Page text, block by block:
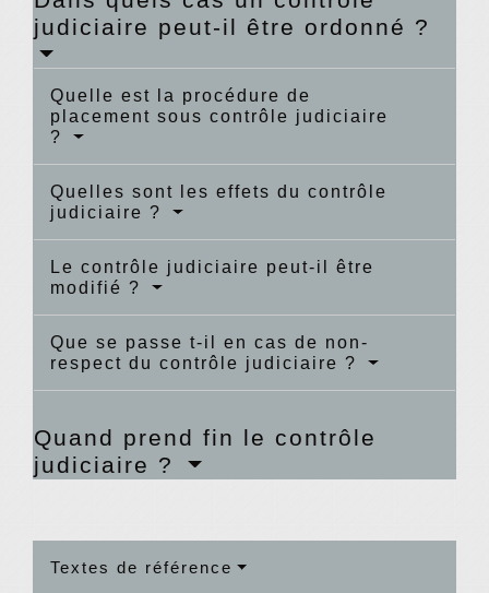
judiciaire peut-il être ordonné ?
Quelle est la procédure de
placement sous contrôle judiciaire
?
Quelles sont les effets du contrôle
judiciaire ?
Le contrôle judiciaire peut-il être
modifié ?
Que se passe t-il en cas de non-
respect du contrôle judiciaire ?
Quand prend fin le contrôle
judiciaire ?
Textes de référence